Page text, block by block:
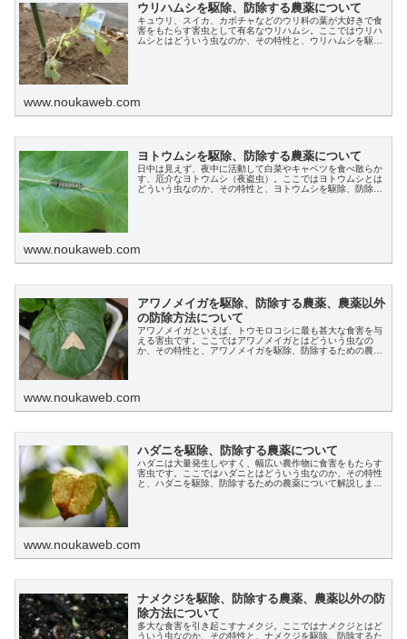
ウリハムシを駆除、防除する農薬について
キュウリ、スイカ、カボチャなどのウリ科の葉が大好きで食
害をもたらす害虫として有名なウリハムシ。ここではウリハ
ムシとはどういう虫なのか、その特性と、ウリハムシを駆
www.noukaweb.com
ヨトウムシを駆除、防除する農薬について
日中は見えず、夜中に活動して白菜やキャベツを食べ散らか
す、厄介なヨトウムシ（夜盗虫）。ここではヨトウムシとは
どういう虫なのか、その特性と、ヨトウムシを駆除、防除す
www.noukaweb.com
アワノメイガを駆除、防除する農薬、農薬以外
の防除方法について
アワノメイガといえば、トウモロコシに最も甚大な食害を与
える害虫です。ここではアワノメイガとはどういう虫なの
か、その特性と、アワノメイガを駆除、防除するための農薬
www.noukaweb.com
ハダニを駆除、防除する農薬について
ハダニは大量発生しやすく、幅広い農作物に食害をもたらす
害虫です。ここではハダニとはどういう虫なのか、その特性
と、ハダニを駆除、防除するための農薬について解説しま
www.noukaweb.com
ナメクジを駆除、防除する農薬、農薬以外の防
除方法について
多大な食害を引き起こすナメクジ。ここではナメクジとはど
ういう虫なのか、その特性と、ナメクジを駆除、防除するた